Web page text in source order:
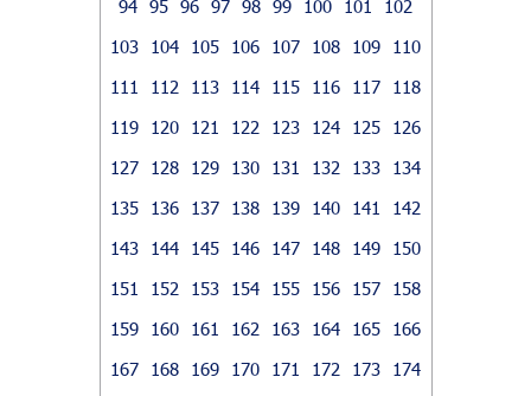
94 95 96 97 98 99 100 101
102
103
104 105 106 107 108 109
110
111
112 113 114 115 116 117
118
119
120 121 122 123 124 125
126
127
128 129 130 131 132 133
134
135
136 137 138 139 140 141
142
143
144 145 146 147 148 149
150
151
152 153 154 155 156 157
158
159
160 161 162 163 164 165
166
167
168 169 170 171 172 173
174